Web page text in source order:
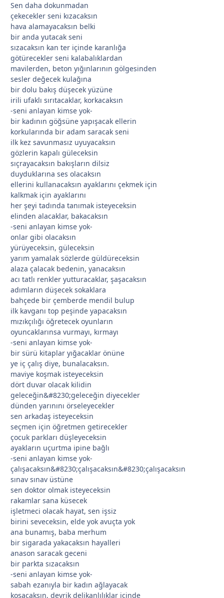
Sen daha dokunmadan
çekecekler seni kızacaksın
hava alamayacaksın belki
bir anda yutacak seni
sızacaksın kan ter içinde karanlığa
götürecekler seni kalabalıklardan
mavilerden, beton yığınlarının gölgesinden
sesler değecek kulağına
bir dolu bakış düşecek yüzüne
irili ufaklı sırıtacaklar, korkacaksın
-seni anlayan kimse yok-
bir kadının göğsüne yapışacak ellerin
korkularında bir adam saracak seni
ilk kez savunmasız uyuyacaksın
gözlerin kapalı güleceksin
sıçrayacaksın bakışların dilsiz
duyduklarına ses olacaksın
ellerini kullanacaksın ayaklarını çekmek için
kalkmak için ayaklarını
her şeyi tadında tanımak isteyeceksin
elinden alacaklar, bakacaksın
-seni anlayan kimse yok-
onlar gibi olacaksın
yürüyeceksin, güleceksin
yarım yamalak sözlerde güldüreceksin
alaza çalacak bedenin, yanacaksın
acı tatlı renkler yutturacaklar, şaşacaksın
adımların düşecek sokaklara
bahçede bir çemberde mendil bulup
ilk kavganı top peşinde yapacaksın
mızıkçılığı öğretecek oyunların
oyuncaklarınsa vurmayı, kırmayı
-seni anlayan kimse yok-
bir sürü kitaplar yığacaklar önüne
ye iç çalış diye, bunalacaksın.
maviye koşmak isteyeceksin
dört duvar olacak kilidin
geleceğin&#8230;geleceğin diyecekler
dünden yarınını örseleyecekler
sen arkadaş isteyeceksin
seçmen için öğretmen getirecekler
çocuk parkları düşleyeceksin
ayakların uçurtma ipine bağlı
-seni anlayan kimse yok-
çalışacaksın&#8230;çalışacaksın&#8230;çalışacaksın
sınav sınav üstüne
sen doktor olmak isteyeceksin
rakamlar sana küsecek
işletmeci olacak hayat, sen işsiz
birini seveceksin, elde yok avuçta yok
ana bunamış, baba merhum
bir sigarada yakacaksın hayalleri
anason saracak geceni
bir parkta sızacaksın
-seni anlayan kimse yok-
sabah ezanıyla bir kadın ağlayacak
koşacaksın, devrik delikanlılıklar içinde
*
*